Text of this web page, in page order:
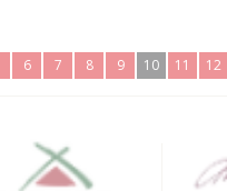
6 7 8 9 10 11 12